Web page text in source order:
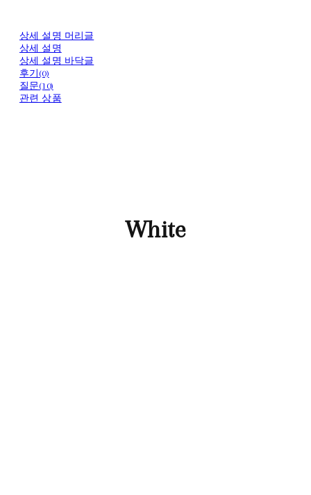
상세 설명 머리글
상세 설명
상세 설명 바닥글
후기(0)
질문(10)
관련 상품
White